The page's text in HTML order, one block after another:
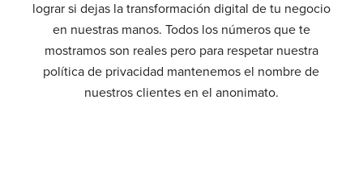
lograr si dejas la transformación digital de tu negocio
en nuestras manos. Todos los números que te
mostramos son reales pero para respetar nuestra
política de privacidad mantenemos el nombre de
nuestros clientes en el anonimato.